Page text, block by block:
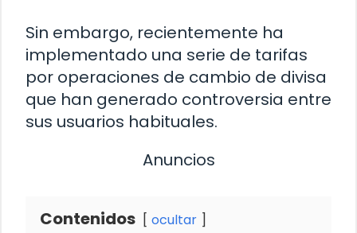
Sin embargo, recientemente ha
implementado una serie de tarifas
por operaciones de cambio de divisa
que han generado controversia entre
sus usuarios habituales.
Anuncios
Contenidos ocultar